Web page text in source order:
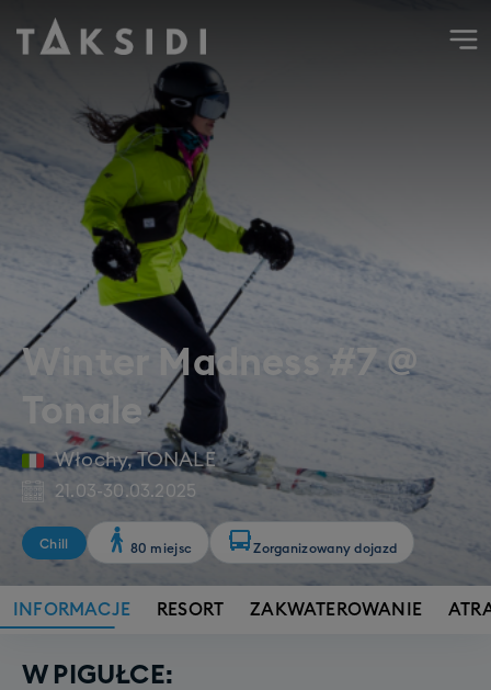
Winter Madness #7 @
Tonale
Włochy,TONALE
21.03-30.03.2025
Chill 80 miejsc Zorganizowany dojazd
INFORMACJE RESORT ZAKWATEROWANIE
W PIGUŁCE: